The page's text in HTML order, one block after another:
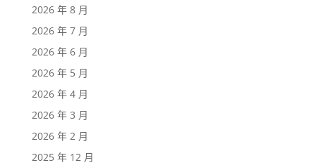
2026 年 8 月
2026 年 7 月
2026 年 6 月
2026 年 5 月
2026 年 4 月
2026 年 3 月
2026 年 2 月
2025 年 12 月